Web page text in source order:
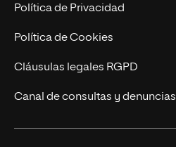
Cursos Universitarios
Trabaja en UNIR
Actualidad
UNIR Revista
Eventos
Política de Privacidad
Política de Cookies
Cláusulas legales RGPD
Canal de consultas y denuncias